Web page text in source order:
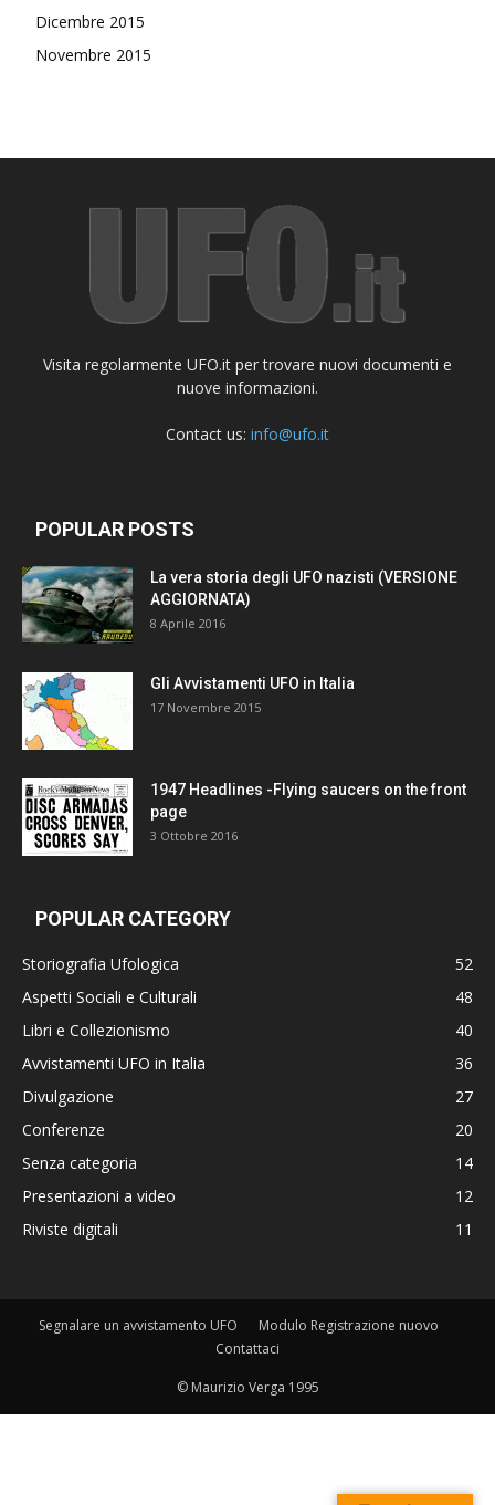
Dicembre 2015
Novembre 2015
Visita regolarmente UFO.it per trovare nuovi documenti e
nuove informazioni.
Contact us: info@ufo.it
POPULAR POSTS
La vera storia degli UFO nazisti (VERSIONE
AGGIORNATA)
8 Aprile 2016
Gli Avvistamenti UFO in Italia
17 Novembre 2015
1947 Headlines -Flying saucers on the front
page
3 Ottobre 2016
POPULAR CATEGORY
Storiografia Ufologica
52
Aspetti Sociali e Culturali
48
Libri e Collezionismo
40
Avvistamenti UFO in Italia
36
Divulgazione
27
Conferenze
20
Senza categoria
14
Presentazioni a video
12
Riviste digitali
11
Segnalare un avvistamento UFO
Modulo Registrazione nuovo
Contattaci
© Maurizio Verga 1995